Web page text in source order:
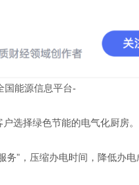
国能源信息平台-
选择绿色节能的电气化厨房。
”，压缩办电时间，降低办电